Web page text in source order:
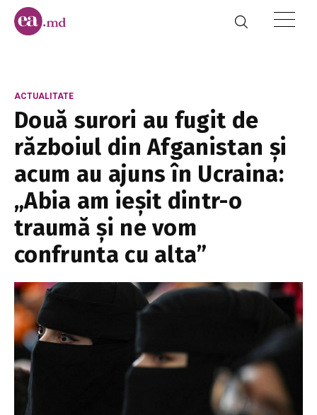
ACTUALITATE
Două surori au fugit de
războiul din Afganistan și
acum au ajuns în Ucraina:
„Abia am ieșit dintr-o
traumă și ne vom
confrunta cu alta”